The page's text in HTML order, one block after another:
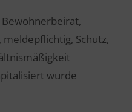
Bewohnerbeirat,
, meldepflichtig, Schutz,
wurde